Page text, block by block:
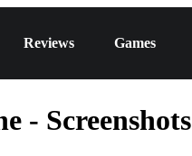
Reviews Games
- Screenshots